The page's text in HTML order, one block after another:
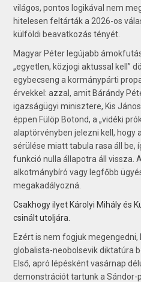
világos, pontos logikával nem
hitelesen feltárták a 2026-os
külföldi beavatkozás tényét.
Magyar Péter legújabb
„egyetlen, közjogi aktussal kell”
egybecseng a kormánypárti
érvekkel: azzal, amit Bárándy
igazságügyi minisztere, Kis
éppen Fülöp Botond, a „vidéki
alaptörvényben jelezni kell, hogy
sérülése miatt tabula rasa áll be,
funkció nulla állapotra áll vissza.
alkotmánybíró vagy legfőbb
megakadályozná.
Csakhogy ilyet Károlyi Mihály és
csinált utoljára.
Ezért is nem fogjuk
globalista-neobolsevik diktatúra
Első, apró lépésként vasárnap
demonstrációt tartunk a Sándor-